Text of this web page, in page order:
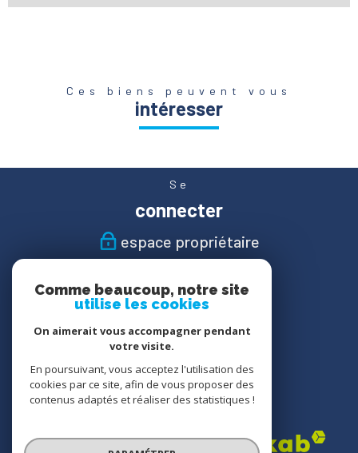
Ces biens peuvent vous
intéresser
Se
connecter
espace propriétaire
suivre
Nous
adhérons
Comme beaucoup, notre site
utilise les cookies
On aimerait vous accompagner pendant
votre visite.
En poursuivant, vous acceptez l'utilisation des
cookies par ce site, afin de vous proposer des
contenus adaptés et réaliser des statistiques !